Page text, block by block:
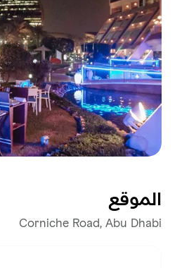
الموقع
Corniche Road, Abu Dhabi